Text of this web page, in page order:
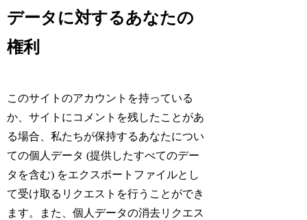
データに対するあなたの
権利
このサイトのアカウントを持っている
か、サイトにコメントを残したことがあ
る場合、私たちが保持するあなたについ
ての個人データ (提供したすべてのデー
タを含む) をエクスポートファイルとし
て受け取るリクエストを行うことができ
ます。また、個人データの消去リクエス